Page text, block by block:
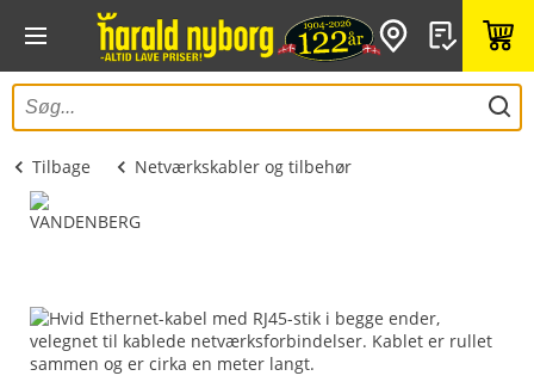
Tilbage Netværkskabler og tilbehør